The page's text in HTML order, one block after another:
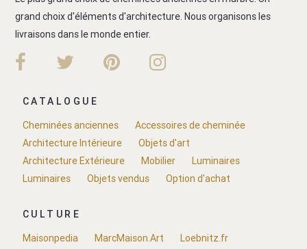
grand choix d'éléments d'architecture. Nous organisons les
livraisons dans le monde entier.
CATALOGUE
Cheminées anciennes
Accessoires de cheminée
Architecture Intérieure
Objets d'art
Architecture Extérieure
Mobilier
Luminaires
Luminaires
Objets vendus Option d'achat
CULTURE
Maisonpedia
MarcMaison.Art
Loebnitz.fr